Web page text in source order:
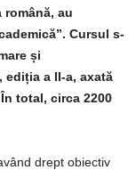
au
Cursul s-
și
ediția a II-a, axată
total, circa 2200
drept obiectiv